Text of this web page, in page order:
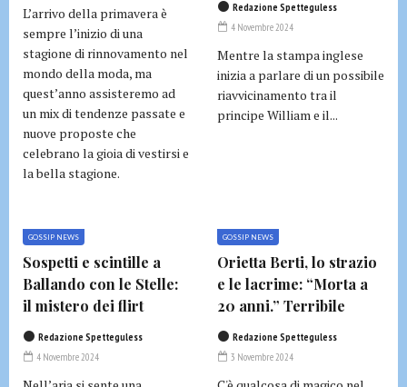
L’arrivo della primavera è
sempre l’inizio di una
stagione di rinnovamento nel
mondo della moda, ma
quest’anno assisteremo ad
un mix di tendenze passate e
nuove proposte che
celebrano la gioia di vestirsi e
la bella stagione.
Redazione Spetteguless
4 Novembre 2024
Mentre la stampa inglese
inizia a parlare di un possibile
riavvicinamento tra il
principe William e il...
GOSSIP NEWS
Sospetti e scintille a
Ballando con le Stelle:
il mistero dei flirt
Redazione Spetteguless
4 Novembre 2024
GOSSIP NEWS
Orietta Berti, lo strazio
e le lacrime: “Morta a
20 anni.” Terribile
Redazione Spetteguless
3 Novembre 2024